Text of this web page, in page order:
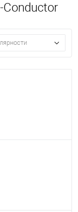
Conductor